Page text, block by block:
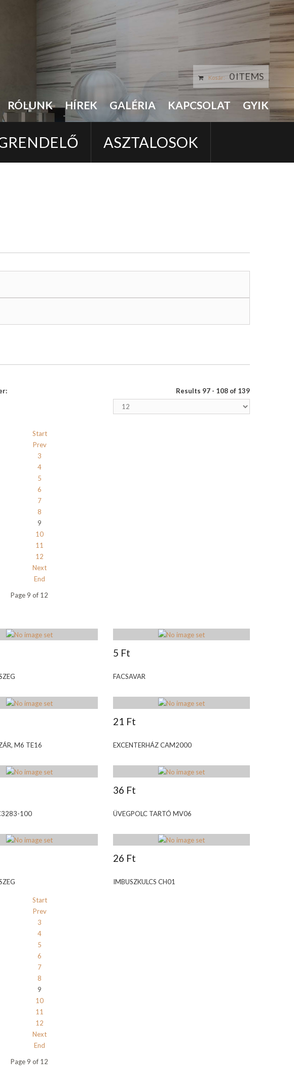
RÓLUNK HÍREK GALÉRIA KAPCSOLAT GYIK
Kosár: 0 ITEMS
ASZTALOSOK
Results 97 - 108 of 139
Start
Prev
3
4
5
6
7
8
9
10
11
12
Next
End
Page 9 of 12
5 Ft
FACSAVAR
M6 TE16
21 Ft
EXCENTERHÁZ CAM2000
100
36 Ft
ÜVEGPOLC TARTÓ MV06
26 Ft
IMBUSZKULCS CH01
Start
Prev
3
4
5
6
7
8
9
10
11
12
Next
End
Page 9 of 12